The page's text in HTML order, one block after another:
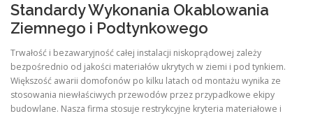
Standardy Wykonania Okablowania
Ziemnego i Podtynkowego
Trwałość i bezawaryjność całej instalacji niskoprądowej zależy
bezpośrednio od jakości materiałów ukrytych w ziemi i pod tynkiem.
Większość awarii domofonów po kilku latach od montażu wynika ze
stosowania niewłaściwych przewodów przez przypadkowe ekipy
budowlane. Nasza firma stosuje restrykcyjne kryteria materiałowe i